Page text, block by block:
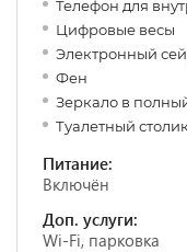
Телефон для
Цифровые весы
Электронный
Фен
Зеркало в
Туалетный столик
Питание:
Включён
Доп. услуги:
Wi-Fi, парковка